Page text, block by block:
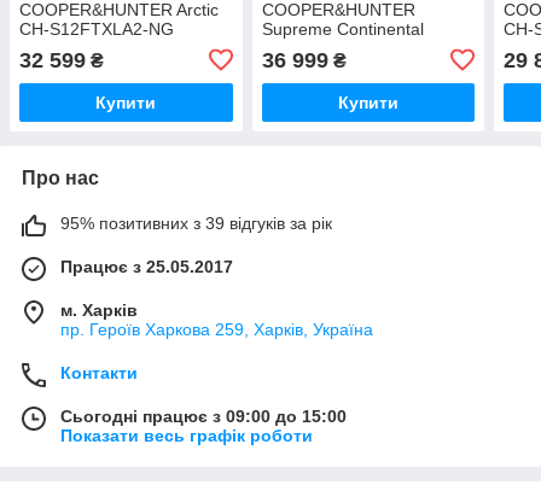
COOPER&HUNTER Arctic
CH-S12FTXLA2-NG
32 599 ₴
Купити
COOPER&HUNTER
Supreme Continental
(Gold) CH-S12FTXAL2-GD
36 999₴
Купити
CH-
29
Про нас
95% позитивних з 39 відгуків за рік
Працює з 25.05.2017
м. Харків
пр. Героїв Харкова 259, Харків, Україна
Контакти
Сьогодні працює з 09:00 до 15:00
Показати весь графік роботи